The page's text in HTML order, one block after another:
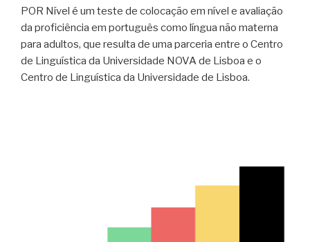
POR Nível é um teste de colocação em nível e avaliação
da proficiência em português como língua não materna
para adultos, que resulta de uma parceria entre o Centro
de Linguística da Universidade NOVA de Lisboa e o
Centro de Linguística da Universidade de Lisboa.